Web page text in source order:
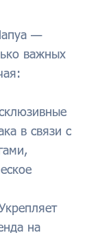
—
важных
в связи с
на